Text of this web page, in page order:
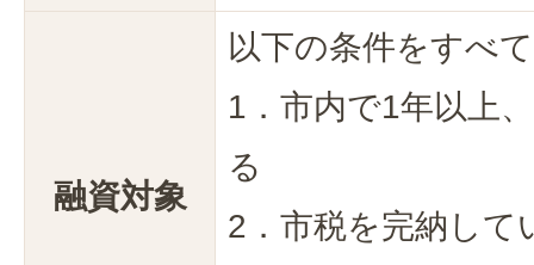
融資対象
以下の条件をすべ
1．市内で1年以上
る
2．市税を完納して